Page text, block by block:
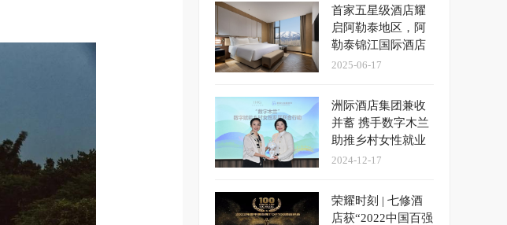
首家五星级酒店耀
启阿勒泰地区，阿
勒泰锦江国际酒店
盛大开幕
2025-06-17
洲际酒店集团兼收
并蓄 携手数字木兰
助推乡村女性就业
发展
2024-12-17
荣耀时刻 | 七修酒
店获“2022中国百强